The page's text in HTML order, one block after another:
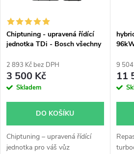
í
p
r
o
u
s
p
r
o
d
Chiptuning - upravená řídící
jednotka TDi - Bosch všechny
2 893 Kč bez DPH
3 500 Kč
Skladem
DO KOŠÍKU
Chiptuning – upravená řídící
jednotka pro váš vůz
9 504
11